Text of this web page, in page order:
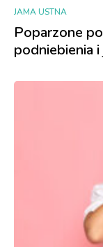
JAMA USTNA
Poparzone
podniebienia